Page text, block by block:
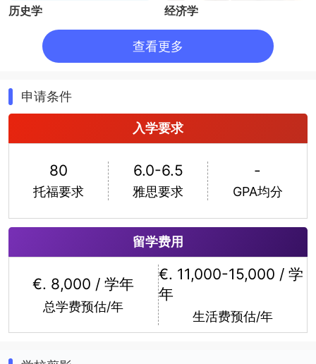
历史学 经济学
传媒研究 化学
数学
查看更多
申请条件
入学要求
80
托福要求
6.0-6.5
雅思要求
-
GPA均分
留学费用
€. 8,000 / 学年
总学费预估/年
€. 11,000-15,000 / 学
年
生活费预估/年